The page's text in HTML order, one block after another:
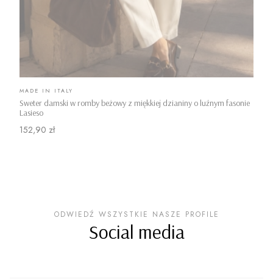
Sweter damski w romby beżowy z miękkiej dzianiny o luźnym fasonie
Lasieso
PRODUCENT
MADE IN ITALY
Cena
152,90 zł
ODWIEDŹ WSZYSTKIE NASZE PROFILE
Social media